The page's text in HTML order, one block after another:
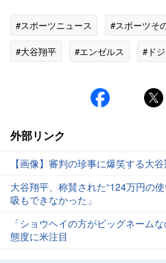
#スポーツニュース #スポーツそ
#大谷翔平
#エンゼルス #ド
外部リンク
【画像】審判の珍事に爆笑する大
大谷翔平、称賛された“124万円の
吸もできなかった」
「ショウヘイの方がビッグネー
態度に米注目